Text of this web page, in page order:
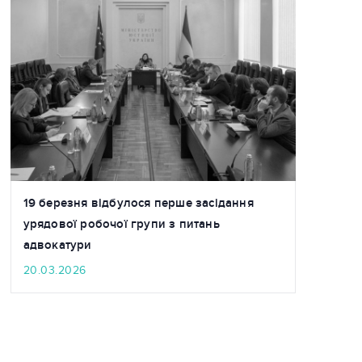
19 березня відбулося перше засідання
урядової робочої групи з питань
адвокатури
20.03.2026